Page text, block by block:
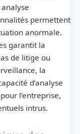
permettent
anormale.
garantit la
de litige ou
la
d’analyse
l’entreprise,
intrus.